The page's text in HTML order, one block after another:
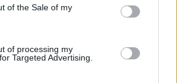
of the Sale of my
of processing my
Targeted Advertising.